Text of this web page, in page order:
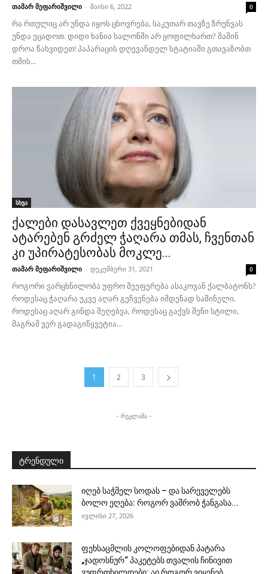
თამარ მეფარიშვილი - მაისი 6, 2022 0
რა რთულიც არ უნდა იყოს ცხოვრება, საკუთარ თავზე ზრუნვას
უნდა ეცადოთ. დიდი ხანია სალონში არ ყოფილხართ? მაშინ
დროა წახვიდეთ! პაპარაცის დღევანდელ სტატიაში გთავაზობთ
თმის...
სხვა
ქალები დასავლეთ ქვეყნებიდან
ატარებენ გრძელ ჭაღარა თმას, ჩვენთან
კი უპირატესობას მოკლე...
თამარ მეფარიშვილი - დეკემბერი 31, 2021 0
როგორი ვარცხნილობა უფრო შეეფერება ასაკოვან ქალბატონს?
როდესაც ჭაღარა უკვე აღარ გეჩვენება იმდენად საშინელი,
როდესაც აღარ გინდა შეღებვა, როდესაც გაქვს შენი სტილი,
მაგრამ ვერ გადაგიწყვეტია...
1 2 3
- რეკლამა -
ტრენდული
იღებ საჭმელ სოდას – და სარეველებს
ბოლო ეღება: როგორ ვაშრობ ჭანგასა...
ივლისი 27, 2026
ფეხსაცმლის კოლოფებიდან პატარა
„ჯადოსნურ“ პაკეტებს თვალის ჩინივით
ვუფრთხილდები: აი როგორ ვიყენებ...